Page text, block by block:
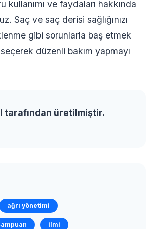
kullanımı ve faydaları hakkında
Saç ve saç derisi sağlığınızı
gibi sorunlarla baş etmek
düzenli bakım yapmayı
tarafından üretilmiştir.
ağrı yönetimi
ilmi